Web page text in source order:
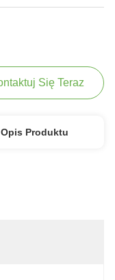
Się Teraz
Opis Produktu